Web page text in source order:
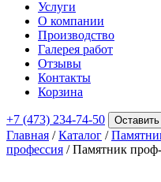
Услуги
О компании
Производство
Галерея работ
Отзывы
Контакты
Корзина
+7 (473) 234-74-50 Оставить
Главная /Каталог /
профессия / Памятник